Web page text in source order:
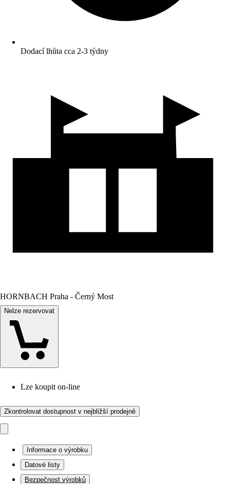
Dodací lhůta cca 2-3 týdny
HORNBACH Praha - Černý Most
Nelze rezervovat
Lze koupit on-line
Zkontrolovat dostupnost v nejbližší prodejně
Informace o výrobku
Datové listy
Bezpečnost výrobků